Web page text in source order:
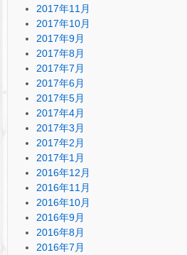
2017年11月
2017年10月
2017年9月
2017年8月
2017年7月
2017年6月
2017年5月
2017年4月
2017年3月
2017年2月
2017年1月
2016年12月
2016年11月
2016年10月
2016年9月
2016年8月
2016年7月